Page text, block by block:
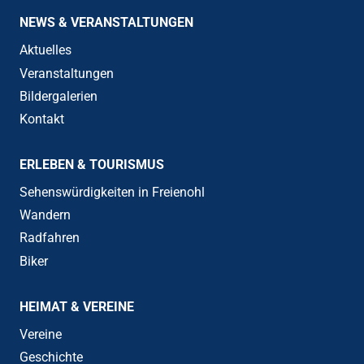
NEWS & VERANSTALTUNGEN
Aktuelles
Veranstaltungen
Bildergalerien
Kontakt
ERLEBEN & TOURISMUS
Sehenswürdigkeiten in Freienohl
Wandern
Radfahren
Biker
HEIMAT & VEREINE
Vereine
Geschichte